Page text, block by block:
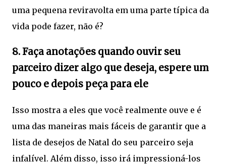
uma pequena reviravolta em uma parte típica da
vida pode fazer, não é?
8. Faça anotações quando ouvir seu
parceiro dizer algo que deseja, espere um
pouco e depois peça para ele
Isso mostra a eles que você realmente ouve e é
uma das maneiras mais fáceis de garantir que a
lista de desejos de Natal do seu parceiro seja
infalível. Além disso, isso irá impressioná-los